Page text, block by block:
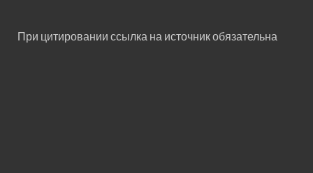
При цитировании ссылка на источник обязательна